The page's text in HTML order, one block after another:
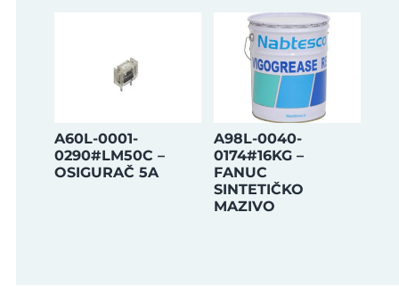
A60L-0001-
0290#LM50C –
OSIGURAČ 5A
A98L-0040-
0174#16KG –
FANUC
SINTETIČKO
MAZIVO